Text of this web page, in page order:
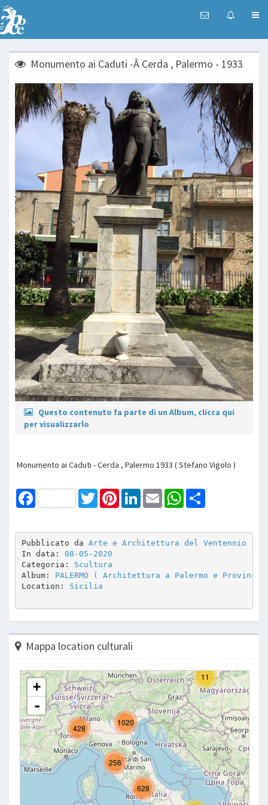
Monumento ai Caduti -Â Cerda , Palermo - 1933
Questo contenuto fa parte di un Album, clicca qui
per visualizzarlo
Monumento ai Caduti - Cerda , Palermo 1933 ( Stefano Vigolo )
Facebook TwitterPinterestLinkedInEmail WhatsApp
Pubblicato da Arte e Architettura del Ventennio
In data: 08-05-2020
Categoria: Scultura
Album: PALERMO ( Architettura a Palermo e
Location: Sicilia
Mappa location culturali